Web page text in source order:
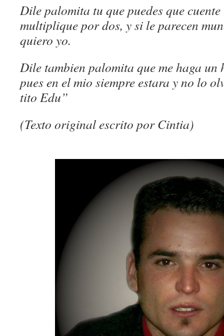
Dile palomita tu que puedes que
multiplique por dos, y si le parecen
quiero yo.
Dile tambien palomita que me haga un
pues en el mio siempre estara y no lo
tito Edu”
(Texto original escrito por Cintia)